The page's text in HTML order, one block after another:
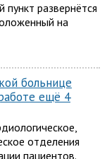
развернётся
на
больнице
ещё 4
отделения
пациентов.